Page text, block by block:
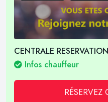
CENTRALE
Infos chauffeur
RÉSERVEZ